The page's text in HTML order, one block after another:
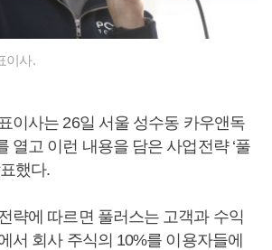
이사.
이사는 26일 서울 성수동 카우앤독
열고 이런 내용을 담은 사업전략 ‘풀
했다.
략에 따르면 풀러스는 고객과 수익
서 회사 주식의 10%를 이용자들에